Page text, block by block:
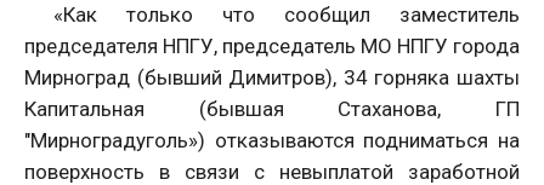
«Как только что сообщил заместитель
председателя НПГУ, председатель МО НПГУ города
Мирноград (бывший Димитров), 34 горняка шахты
Капитальная (бывшая Стаханова, ГП
"Мирноградуголь») отказываются подниматься на
поверхность в связи с невыплатой заработной